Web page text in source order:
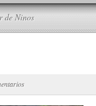
Ninos